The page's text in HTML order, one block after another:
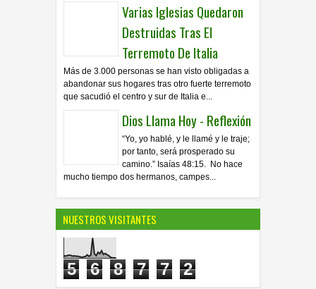
Varias Iglesias Quedaron
Destruidas Tras El
Terremoto De Italia
Más de 3.000 personas se han visto obligadas a
abandonar sus hogares tras otro fuerte terremoto
que sacudió el centro y sur de Italia e...
Dios Llama Hoy - Reflexión
“Yo, yo hablé, y le llamé y le traje;
por tanto, será prosperado su
camino.” Isaías 48:15. No hace
mucho tiempo dos hermanos, campes...
NUESTROS VISITANTES
5 6 8 7 7 2